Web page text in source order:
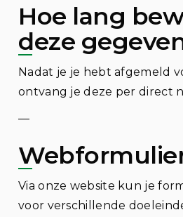
Hoe lang
deze
Nadat je je hebt afgemeld
ontvang je deze per direct
—
Via onze website kun je
voor verschillende